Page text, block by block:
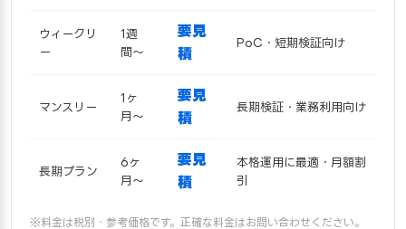
ウィークリ
ー
1週
間〜
要見
積
PoC・短期検証向け
マンスリー
1ヶ
月〜
要見
積
長期検証・業務利用向け
長期プラン
6ヶ
月〜
要見
積
本格運用に最適・月額割
引
※料金は税別・参考価格です。正確な料金はお問い合わせください。